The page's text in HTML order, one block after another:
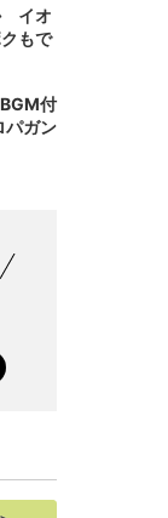
イオ
もで
付
パガン